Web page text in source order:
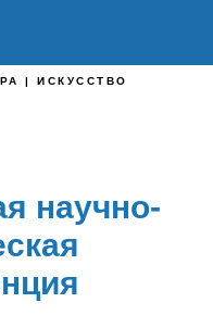
| ИСКУССТВО
научно-